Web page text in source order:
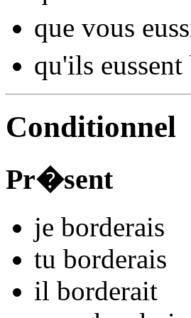
que vous
qu'ils
Conditionnel
Pr�sent
je borderais
tu borderais
il borderait